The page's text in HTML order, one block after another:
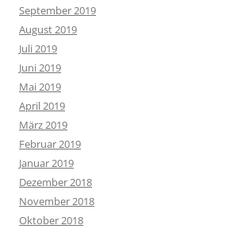
September 2019
August 2019
Juli 2019
Juni 2019
Mai 2019
April 2019
März 2019
Februar 2019
Januar 2019
Dezember 2018
November 2018
Oktober 2018